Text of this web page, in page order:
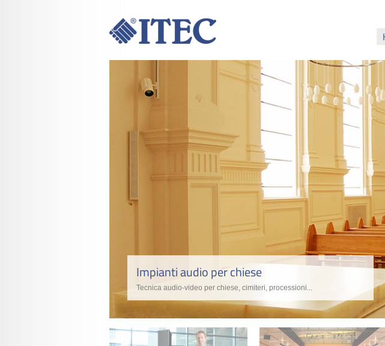
Impianti audio per chiese
Tecnica audio-video per chiese, cimiteri, processioni...